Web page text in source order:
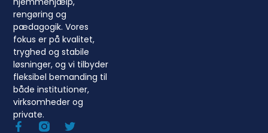
rengøring og
pædagogik. Vores
fokus er på kvalitet,
tryghed og stabile
løsninger, og vi tilbyder
fleksibel bemanding til
både institutioner,
virksomheder og
private.